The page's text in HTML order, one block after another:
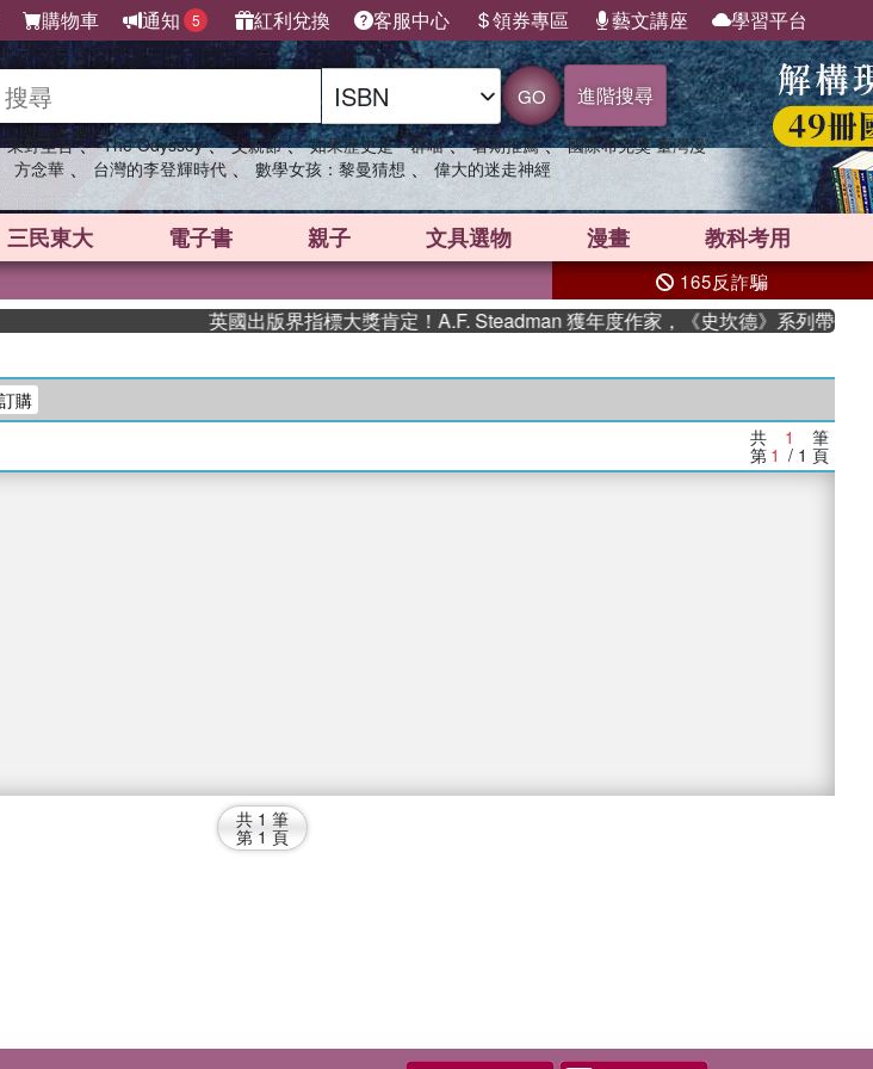
購物車 通知 5 紅利兌換 客服中心 領券專區 藝文講座 學習平台
GO 進階搜尋
東野圭吾 、 The Odyssey 、 父親節 、 如果歷史是一群喵 、 暑期推薦 、 國際布克獎 臺灣漫
方念華 、 台灣的李登輝時代 、 數學女孩：黎曼猜想 、 偉大的迷走神經
三民東大 電子書 親子 文具選物 漫畫 教科考用
165反詐騙
英國出版界指標大獎肯定！A.F. Steadman 獲年度作家，《史坎德》系列帶你踏上
購
共 1 筆
第 1 / 1 頁
共 1 筆
第 1 頁